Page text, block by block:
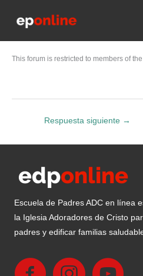
This forum is restricted to members of
Respuesta siguiente →
Escuela de Padres ADC en línea
la Iglesia Adoradores de Cristo
padres y edificar familias